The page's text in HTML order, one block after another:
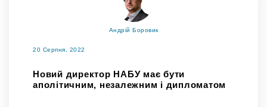
Андрій Боровик
20 Серпня, 2022
Новий директор НАБУ має бути
аполітичним, незалежним і дипломатом